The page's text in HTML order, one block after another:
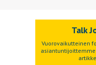
Talk
Vuorovaikutteinen